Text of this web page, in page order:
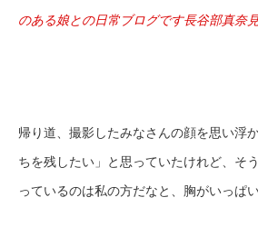
のある娘との日常ブログです長谷部真奈
帰り道、撮影したみなさんの顔を思い浮
ちを残したい」と思っていたけれど、そ
っているのは私の方だなと、胸がいっぱ